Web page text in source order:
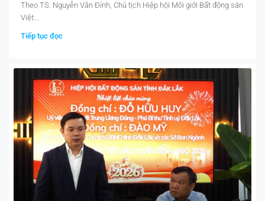
Theo TS. Nguyễn Văn Đính, Chủ tịch Hiệp hội Môi giới Bất động sản
Việt...
Tiếp tục đọc